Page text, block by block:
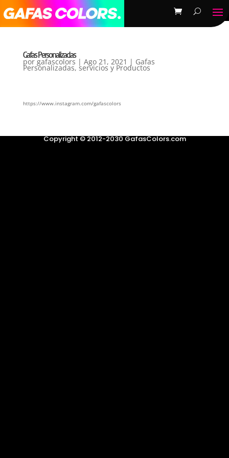
Gafas Personalizadas
por gafascolors | Ago 21, 2021 | Gafas
Personalizadas, servicios y Productos
https://www.instagram.com/gafascolors
Copyright © 2012-2030 GafasColors.com